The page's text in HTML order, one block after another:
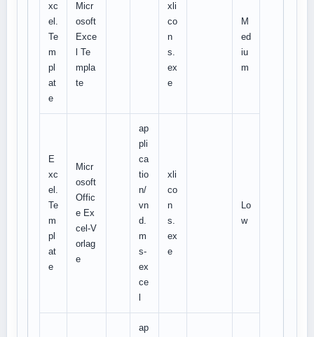
xc
el.
Te
m
pl
at
e
Micr
osoft
Exce
l Te
mpla
te
xli
co
n
s.
ex
e
M
ed
iu
m
E
xc
el.
Te
m
pl
at
e
Micr
osoft
Offic
e Ex
cel-V
orlag
e
ap
pli
ca
tio
n/
vn
d.
m
s-
ex
ce
xli
co
n
s.
ex
e
Lo
w
ap